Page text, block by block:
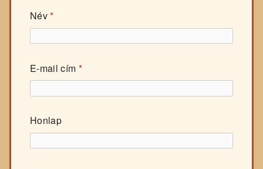
Név*
E-mail cím *
Honlap